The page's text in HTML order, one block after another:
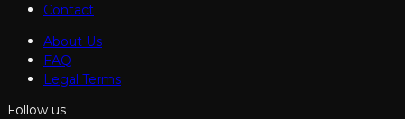
Contact
About Us
FAQ
Legal Terms
Follow us